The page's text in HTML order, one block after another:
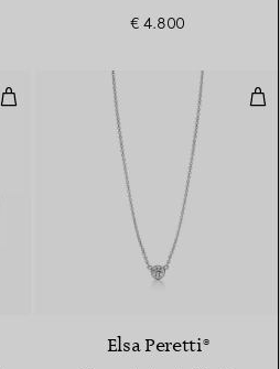
€ 4.800
Color by the Yard Armband
Elsa Peretti®